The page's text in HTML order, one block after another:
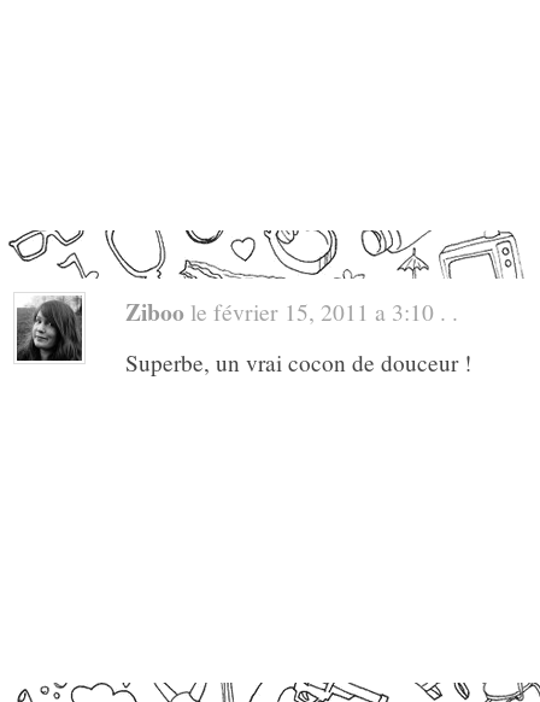
Ziboo le février 15, 2011 a 3:10 . .
Superbe, un vrai cocon de douceur !